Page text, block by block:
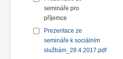
semináře pro
příjemce
Prezentace ze
semináře k sociálním
službám_28.4.2017.pdf